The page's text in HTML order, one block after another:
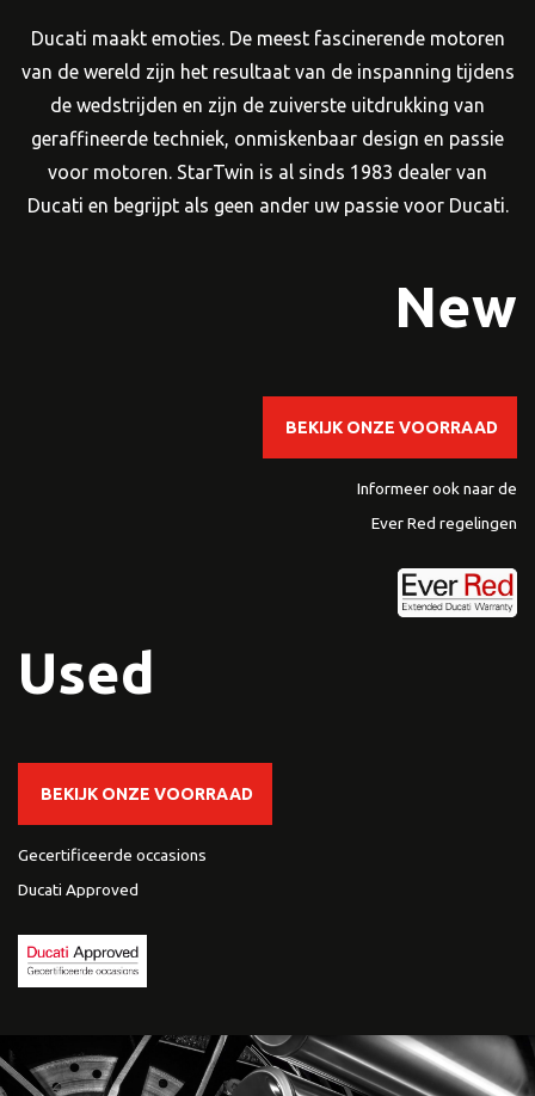
Ducati maakt emoties. De meest fascinerende motoren
van de wereld zijn het resultaat van de inspanning tijdens
de wedstrijden en zijn de zuiverste uitdrukking van
geraffineerde techniek, onmiskenbaar design en passie
voor motoren. StarTwin is al sinds 1983 dealer van
Ducati en begrijpt als geen ander uw passie voor Ducati.
New
BEKIJK ONZE VOORRAAD
Informeer ook naar de
Ever Red regelingen
Used
BEKIJK ONZE VOORRAAD
Gecertificeerde occasions
Ducati Approved